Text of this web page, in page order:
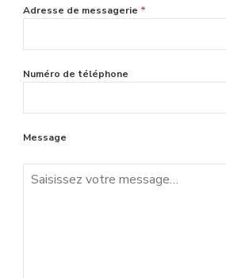
Adresse de messagerie *
Numéro de téléphone
Message